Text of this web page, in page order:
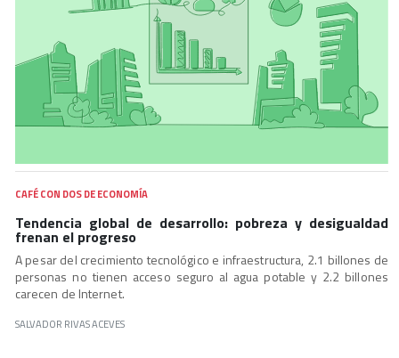
CAFÉ CON DOS DE ECONOMÍA
Tendencia global de desarrollo: pobreza y desigualdad
frenan el progreso
A pesar del crecimiento tecnológico e infraestructura, 2.1 billones de
personas no tienen acceso seguro al agua potable y 2.2 billones
carecen de Internet.
SALVADOR RIVAS ACEVES